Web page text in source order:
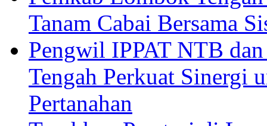
Tanam Cabai Bersama
Pengwil IPPAT NTB
Tengah Perkuat Sinergi
Pertanahan